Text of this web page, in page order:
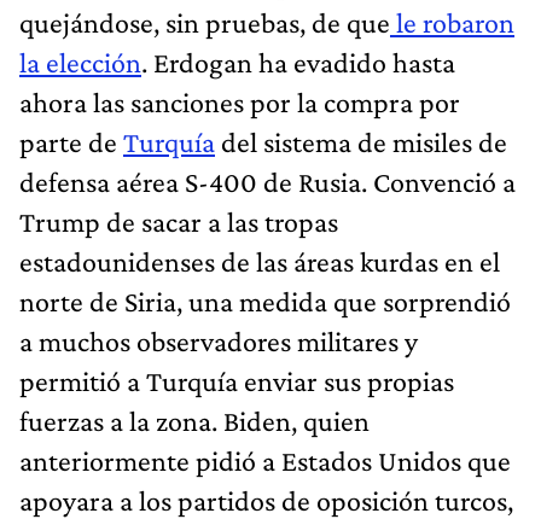
quejándose, sin pruebas, de que le robaron
la elección. Erdogan ha evadido hasta
ahora las sanciones por la compra por
parte de Turquía del sistema de misiles de
defensa aérea S-400 de Rusia. Convenció a
Trump de sacar a las tropas
estadounidenses de las áreas kurdas en el
norte de Siria, una medida que sorprendió
a muchos observadores militares y
permitió a Turquía enviar sus propias
fuerzas a la zona. Biden, quien
anteriormente pidió a Estados Unidos que
apoyara a los partidos de oposición turcos,